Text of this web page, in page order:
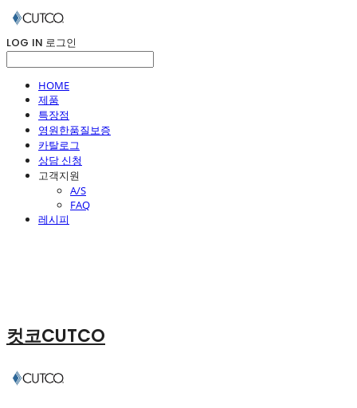
LOG IN 로그인
HOME
제품
특장점
영원한품질보증
카탈로그
상담 신청
고객지원
A/S
FAQ
레시피
컷코CUTCO